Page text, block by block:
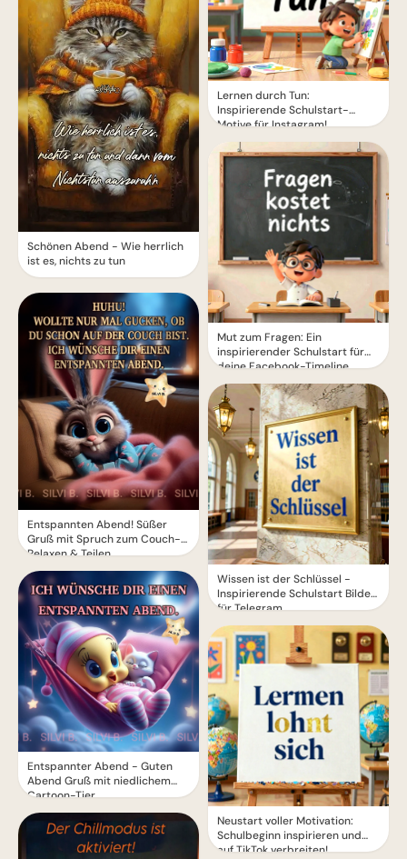
Schönen Abend - Wie herrlich
ist es, nichts zu tun
Entspannten Abend! Süßer
Gruß mit Spruch zum Couch-
Relaxen & Teilen
Entspannter Abend - Guten
Abend Gruß mit niedlichem
Cartoon-Tier
Lernen durch Tun:
Inspirierende Schulstart-
Motive für Instagram!
Mut zum Fragen: Ein
inspirierender Schulstart für
deine Facebook-Timeline
Wissen ist der Schlüssel -
Inspirierende Schulstart Bilder
für Telegram
Neustart voller Motivation:
Schulbeginn inspirieren und
auf TikTok verbreiten!